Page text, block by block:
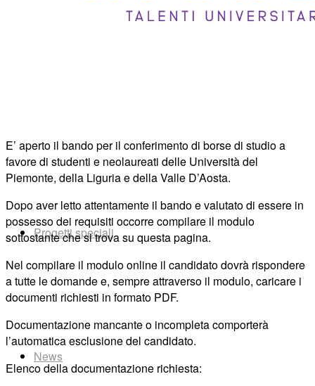
Progetti speciali
News
E’ aperto il bando per il conferimento di borse di studio a
favore di studenti e neolaureati delle Università del
Piemonte, della Liguria e della Valle D’Aosta.
Dopo aver letto attentamente il bando e valutato di essere in
possesso dei requisiti occorre compilare il modulo
sottostante che si trova su questa pagina.
Nel compilare il modulo online il candidato dovrà rispondere
a tutte le domande e, sempre attraverso il modulo, caricare i
documenti richiesti in formato PDF.
Documentazione mancante o incompleta comporterà
l’automatica esclusione del candidato.
Elenco della documentazione richiesta: